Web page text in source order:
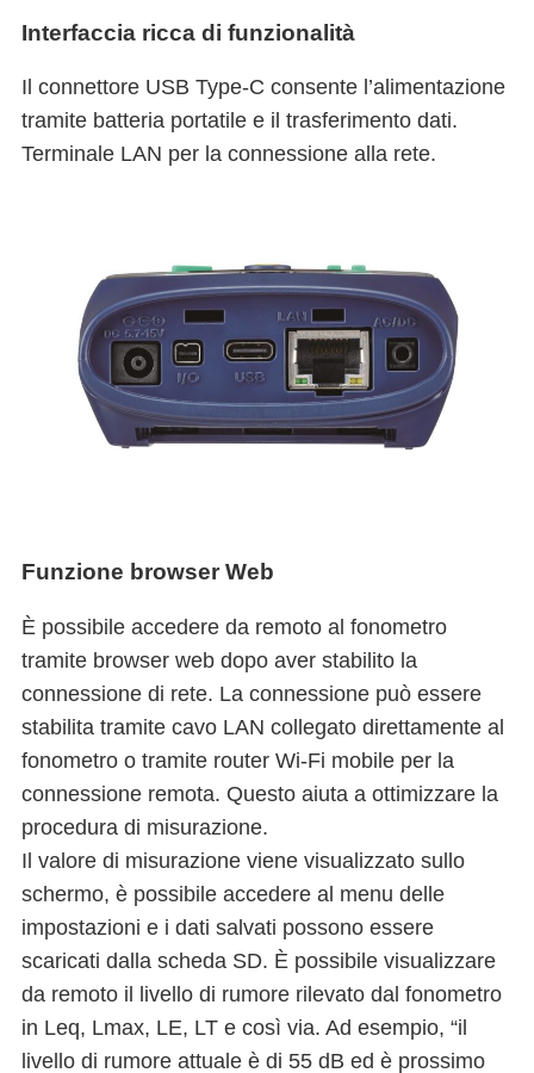
Interfaccia ricca di funzionalità
Il connettore USB Type-C consente l’alimentazione
tramite batteria portatile e il trasferimento dati.
Terminale LAN per la connessione alla rete.
Funzione browser Web
È possibile accedere da remoto al fonometro
tramite browser web dopo aver stabilito la
connessione di rete. La connessione può essere
stabilita tramite cavo LAN collegato direttamente al
fonometro o tramite router Wi-Fi mobile per la
connessione remota. Questo aiuta a ottimizzare la
procedura di misurazione.
Il valore di misurazione viene visualizzato sullo
schermo, è possibile accedere al menu delle
impostazioni e i dati salvati possono essere
scaricati dalla scheda SD. È possibile visualizzare
da remoto il livello di rumore rilevato dal fonometro
in Leq, Lmax, LE, LT e così via. Ad esempio, “il
livello di rumore attuale è di 55 dB ed è prossimo